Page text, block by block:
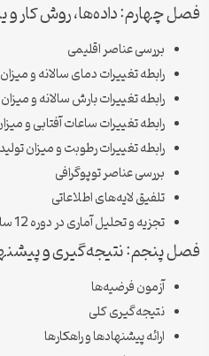
فصل چهارم: داده‌ها، روش کار و
بررسی عناصر اقلیمی
رابطه تغییرات دمای سالانه و
رابطه تغییرات بارش سالانه و
رابطه تغییرات ساعات آفتابی و
رابطه تغییرات رطوبت و میزان تولید
بررسی عناصر توپوگرافی
تلفیق لایه‌های اطلاعاتی
تجزیه و تحلیل آماری در دوره 12 ساله
فصل پنجم: نتیجه‌گیری و
آزمون فرضیه‌ها
نتیجه‌گیری کلی
ارائه پیشنهادها و راهکارها